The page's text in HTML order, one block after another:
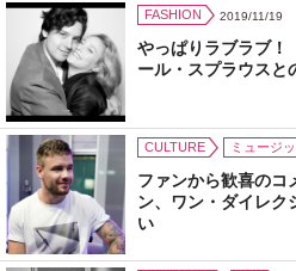
FASHION 2019/11/19
やっぱりラブラブ
ール・スプラウスと
CULTURE ミュージ
ファンから歓喜の
ン、ワン・ダイレク
い